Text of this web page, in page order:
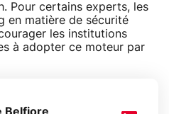
Pour certains experts, les
en matière de sécurité
les institutions
à adopter ce moteur par
Belfiore